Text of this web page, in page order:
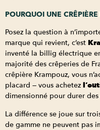
POURQUOI UNE
Posez la question à
marque qui revient, c’est
inventé la billig électrique
majorité des crêperies de
crêpière Krampouz, vous
placard — vous achetez
dimensionné pour durer des
La différence se joue sur
de gamme ne peuvent pas